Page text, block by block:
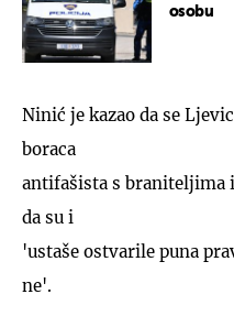
osobu
Ninić je kazao da se
boraca
antifašista s braniteljima
da su i
'ustaše ostvarile puna
ne'.